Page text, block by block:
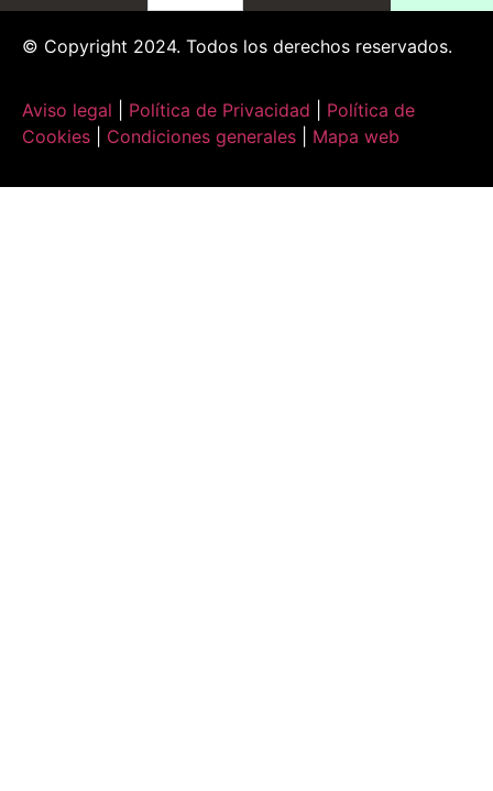
© Copyright 2024. Todos los derechos reservados.
Aviso legal Política de Privacidad
Política de
Cookies
Condiciones generales Mapa web